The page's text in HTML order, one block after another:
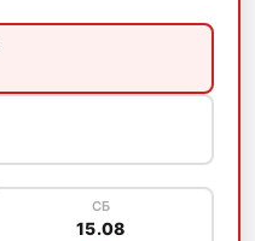
СБ
15.08